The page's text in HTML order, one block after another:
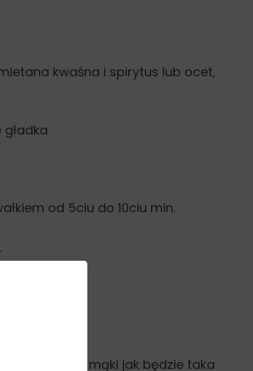
kwaśna i spirytus lub ocet,
od 5ciu do 10ciu min.
odrobiną mąki jak będzie taka